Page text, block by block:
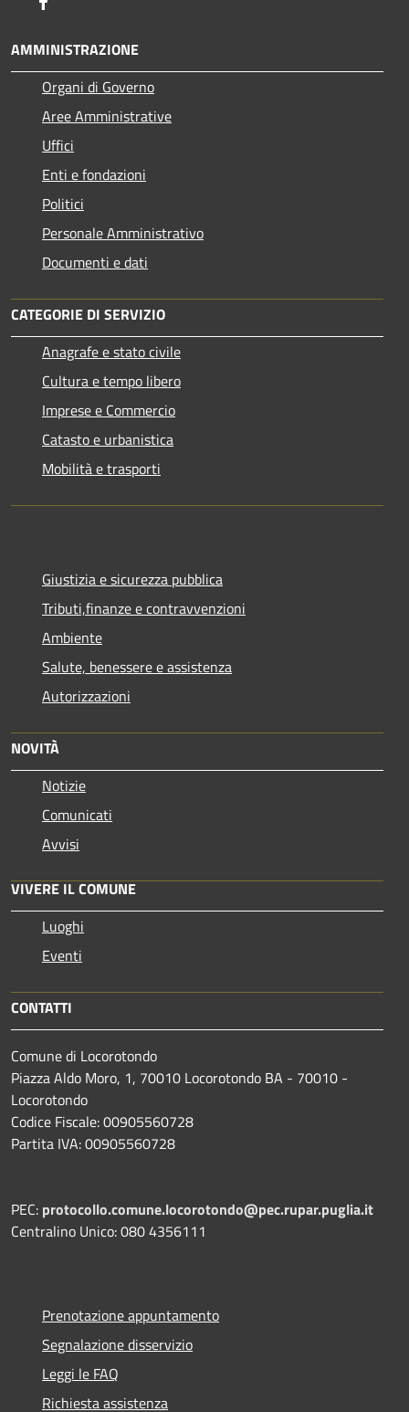
AMMINISTRAZIONE
Organi di Governo
Aree Amministrative
Uffici
Enti e fondazioni
Politici
Personale Amministrativo
Documenti e dati
CATEGORIE DI SERVIZIO
Anagrafe e stato civile
Cultura e tempo libero
Imprese e Commercio
Catasto e urbanistica
Mobilità e trasporti
Giustizia e sicurezza pubblica
Tributi,finanze e contravvenzioni
Ambiente
Salute, benessere e assistenza
Autorizzazioni
NOVITÀ
Notizie
Comunicati
Avvisi
VIVERE IL COMUNE
Luoghi
Eventi
CONTATTI
Comune di Locorotondo
Piazza Aldo Moro, 1, 70010 Locorotondo BA - 70010 -
Locorotondo
Codice Fiscale: 00905560728
Partita IVA: 00905560728
PEC: protocollo.comune.locorotondo@pec.rupar.puglia.it
Centralino Unico: 080 4356111
Prenotazione appuntamento
Segnalazione disservizio
Leggi le FAQ
Richiesta assistenza